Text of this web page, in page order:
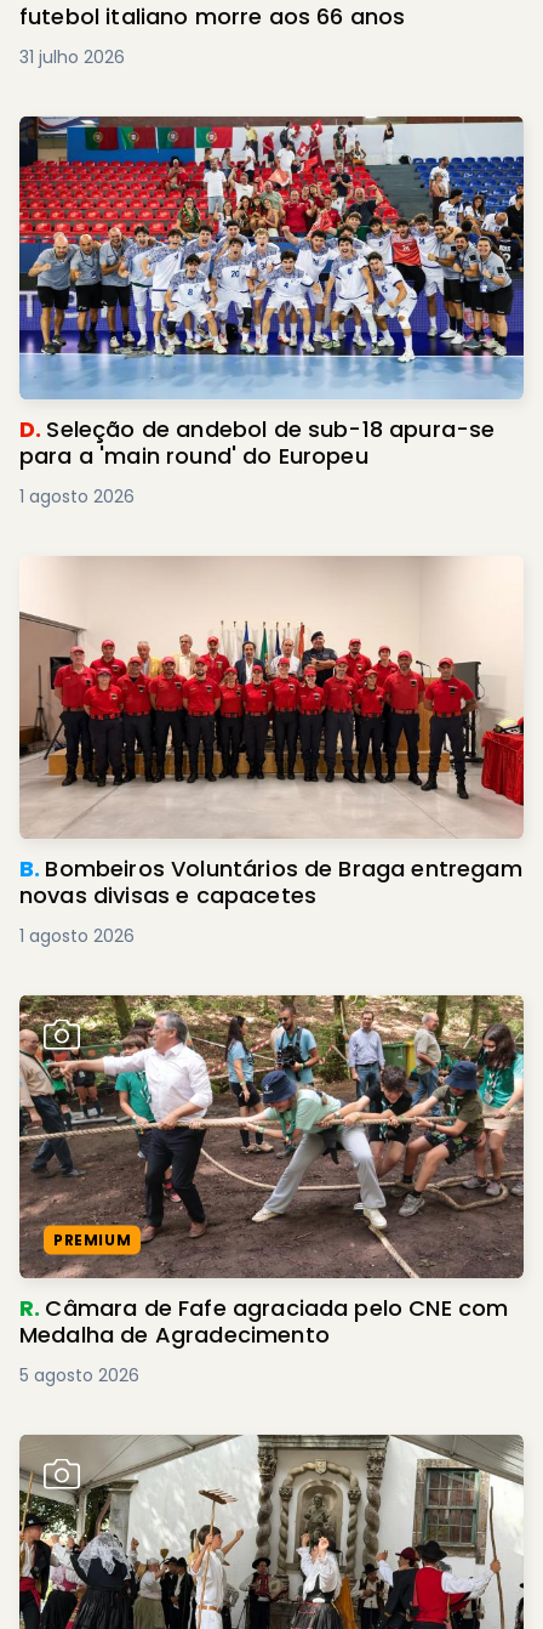
futebol italiano morre aos 66 anos
31 julho 2026
D. Seleção de andebol de sub-18 apura-se
para a 'main round' do Europeu
1 agosto 2026
B. Bombeiros Voluntários de Braga entregam
novas divisas e capacetes
1 agosto 2026
PREMIUM
R. Câmara de Fafe agraciada pelo CNE com
Medalha de Agradecimento
5 agosto 2026